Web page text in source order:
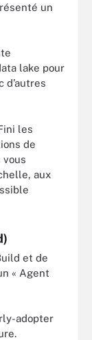
un
lake pour
d’autres
les
de
vous
aux
et de
« Agent
adopter